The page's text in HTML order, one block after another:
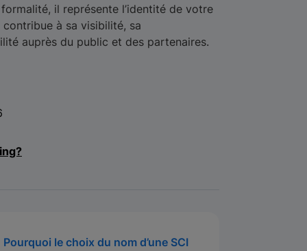
il représente l’identité de votre
à sa visibilité, sa
auprès du public et des partenaires.
Pourquoi le choix du nom d’une SCI